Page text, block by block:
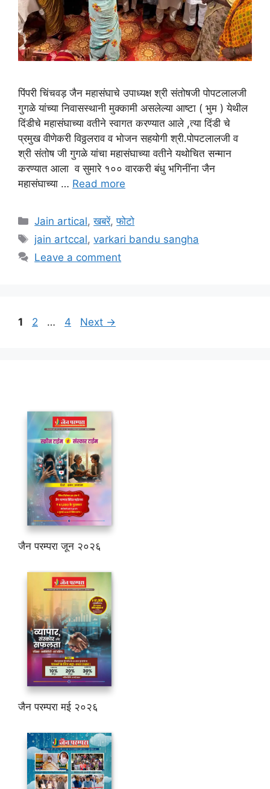
पिंपरी चिंचवड़ जैन महासंघाचे उपाध्यक्ष श्री संतोषजी पोपटलालजी
गुगळे यांच्या निवासस्थानी मुक्कामी असलेल्या आष्टा ( भुम ) येथील
दिंडीचे महासंघाच्या वतीने स्वागत करण्यात आले ,त्या दिंडी चे
प्रमुख वीणेकरी विठ्ठलराव व भोजन सहयोगी श्री.पोपटलालजी व
श्री संतोष जी गुगळे यांचा महासंघाच्या वतीने यथोचित सन्मान
करण्यात आला ‌ व सुमारे १०० वारकरी बंधु भगिनींना जैन
महासंघाच्या … Read more
Categories
Jain artical,खबरें,फोटो
Tags
jain artccal,varkari bandu sangha
Leave a comment
Page
1 Page
2 … Page
4 Next →
जैन परम्परा जून २०२६
जैन परम्परा मई २०२६